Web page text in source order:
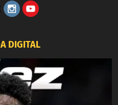
DIGITAL